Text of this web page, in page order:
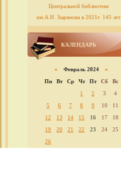
Центральной библиотеке
им.А.Н. Зырянова в 2021г. 145 лет
КАЛЕНДАРЬ
« Февраль 2024»
Пн
Вт Ср Чт Пт Сб
Вс
1
2 3
4
5
6 7 8 9 10
11
12
13 14 15 16 17
18
19
20 21 22 23 24
25
26